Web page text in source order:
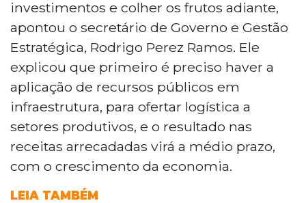
infraestrutura, mesmo diante de uma
queda na arrecadação, especialmente no
ICMS, devido à diminuição da importação
de gás boliviano. Ele destacou que os
resultados financeiros virão a médio
prazo, com a expectativa de crescimento
econômico. Para enfrentar os desafios
financeiros, o governo irá restringir
despesas de custeio e manter a meta de
investir 15% do orçamento. Perez
verticalizam cadeias produtivas, como
investimentos e colher os frutos adiante,
apontou o secretário de Governo e Gestão
Estratégica, Rodrigo Perez Ramos. Ele
explicou que primeiro é preciso haver a
aplicação de recursos públicos em
infraestrutura, para ofertar logística a
setores produtivos, e o resultado nas
receitas arrecadadas virá a médio prazo,
com o crescimento da economia.
LEIA TAMBÉM